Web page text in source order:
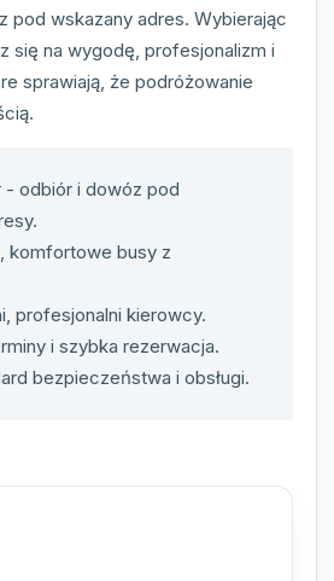
pod wskazany adres. Wybierając
się na wygodę, profesjonalizm i
sprawiają, że podróżowanie
odbiór i dowóz pod
komfortowe busy z
profesjonalni kierowcy.
i szybka rezerwacja.
bezpieczeństwa i obsługi.